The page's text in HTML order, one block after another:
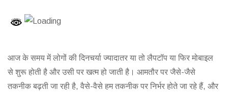
आज के समय में लोगों की दिनचर्या ज्यादातर या तो लैपटॉप या फिर मोबाइल
से शुरू होती है और उसी पर खत्म हो जाती है। आमतौर पर जैसे-जैसे
तकनीक बढ़ती जा रही है, वैसे-वैसे हम तकनीक पर न‍ि‍र्भर होते जा रहे हैं, और